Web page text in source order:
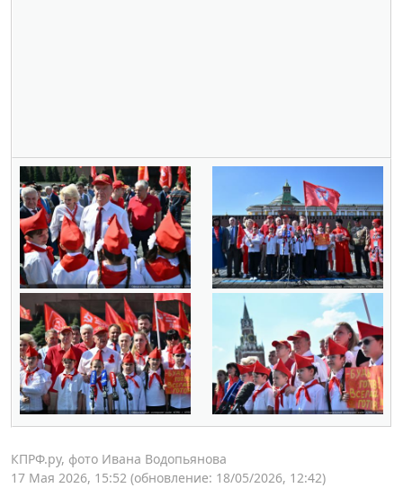
КПРФ.ру, фото Ивана Водопьянова
17 Мая 2026, 15:52 (обновление: 18/05/2026, 12:42)